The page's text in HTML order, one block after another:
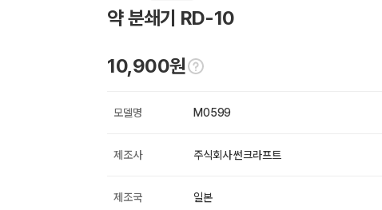
약 분쇄기 RD-10
10,900원
모델명 M0599
제조사 주식회사 썬크라프트
제조국 일본